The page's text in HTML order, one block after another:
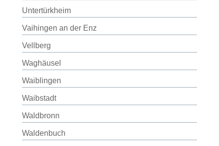
Untertürkheim
Vaihingen an der Enz
Vellberg
Waghäusel
Waiblingen
Waibstadt
Waldbronn
Waldenbuch